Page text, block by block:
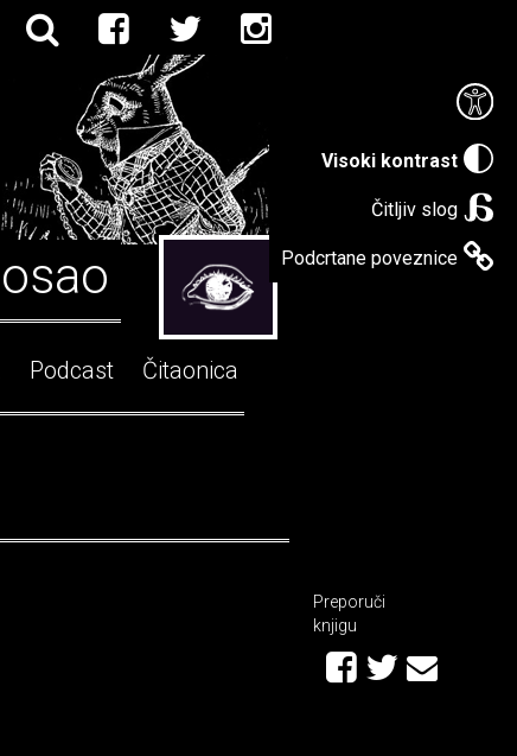
Visoki kontrast
Čitljiv slog
Podcrtane poveznice
Podcast Čitaonica
Preporuči
knjigu